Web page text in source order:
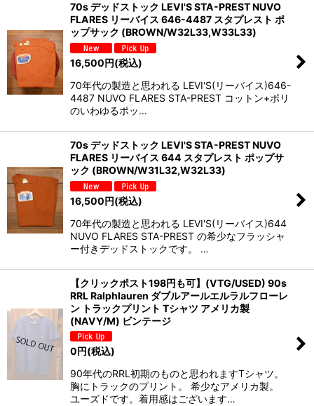
70s デッドストック LEVI'S STA-PREST NUVO
FLARES リーバイス 646-4487 スタプレスト ポ
ップサック (BROWN/W32L33,W33L33)
16,500円(税込)
70年代の製造と思われる LEVI'S(リーバイス)646-
4487 NUVO FLARES STA-PREST コットン+ポリ
のいわゆるポッ…
70s デッドストック LEVI'S STA-PREST NUVO
FLARES リーバイス 644 スタプレスト ポップサ
ック (BROWN/W31L32,W32L33)
16,500円(税込)
70年代の製造と思われる LEVI'S(リーバイス)644
NUVO FLARES STA-PREST の希少なフラッシャ
ー付きデッドストックです。 …
【クリックポスト198円も可】(VTG/USED) 90s
RRL Ralphlauren ダブルアールエルラルフローレ
ン トラックプリント Tシャツ アメリカ製
(NAVY/M) ビンテージ
0円(税込)
90年代のRRL初期のものと思われますTシャツ。
胸にトラックのプリント。 希少なアメリカ製。
ユーズドです。着用感はございます…